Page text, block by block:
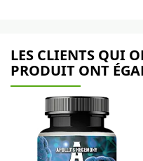
LES CLIENTS QUI
PRODUIT ONT